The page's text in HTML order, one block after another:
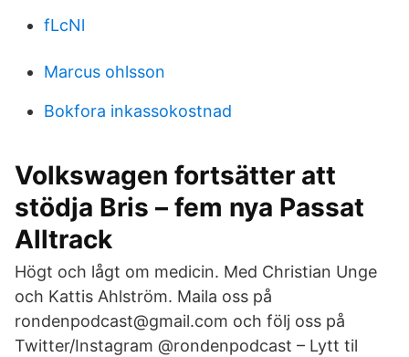
fLcNl
Marcus ohlsson
Bokfora inkassokostnad
Volkswagen fortsätter att
stödja Bris – fem nya Passat
Alltrack
Högt och lågt om medicin. Med Christian Unge
och Kattis Ahlström. Maila oss på
rondenpodcast@gmail.com och följ oss på
Twitter/Instagram @rondenpodcast – Lytt til